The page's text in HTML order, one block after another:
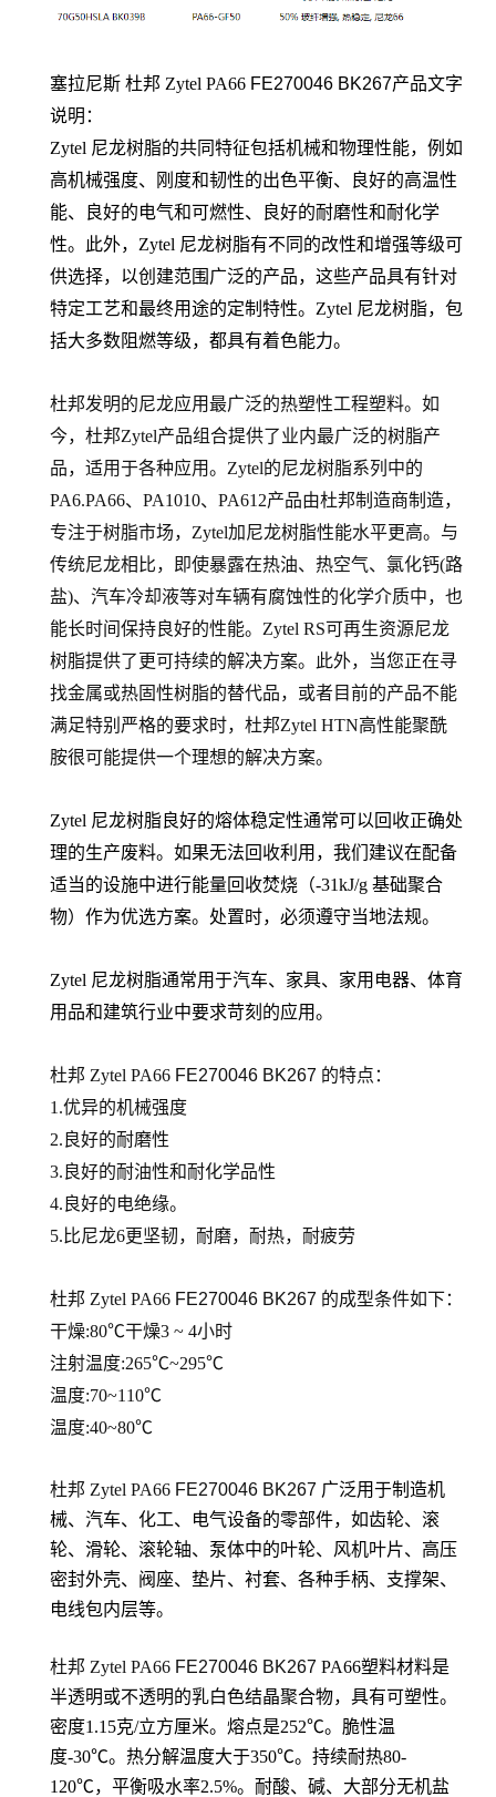
塞拉尼斯 杜邦 Zytel PA66 FE270046 BK267产品文字
说明：
Zytel 尼龙树脂的共同特征包括机械和物理性能，例如
高机械强度、刚度和韧性的出色平衡、良好的高温性
能、良好的电气和可燃性、良好的耐磨性和耐化学
性。此外，Zytel 尼龙树脂有不同的改性和增强等级可
供选择，以创建范围广泛的产品，这些产品具有针对
特定工艺和最终用途的定制特性。Zytel 尼龙树脂，包
括大多数阻燃等级，都具有着色能力。
杜邦发明的尼龙应用最广泛的热塑性工程塑料。如
今，杜邦Zytel产品组合提供了业内最广泛的树脂产
品，适用于各种应用。Zytel的尼龙树脂系列中的
PA6.PA66、PA1010、PA612产品由杜邦制造商制造，
专注于树脂市场，Zytel加尼龙树脂性能水平更高。与
传统尼龙相比，即使暴露在热油、热空气、氯化钙(路
盐)、汽车冷却液等对车辆有腐蚀性的化学介质中，也
能长时间保持良好的性能。Zytel RS可再生资源尼龙
树脂提供了更可持续的解决方案。此外，当您正在寻
找金属或热固性树脂的替代品，或者目前的产品不能
满足特别严格的要求时，杜邦Zytel HTN高性能聚酰
胺很可能提供一个理想的解决方案。
Zytel 尼龙树脂良好的熔体稳定性通常可以回收正确处
理的生产废料。如果无法回收利用，我们建议在配备
适当的设施中进行能量回收焚烧（-31kJ/g 基础聚合
物）作为优选方案。处置时，必须遵守当地法规。
Zytel 尼龙树脂通常用于汽车、家具、家用电器、体育
用品和建筑行业中要求苛刻的应用。
杜邦 Zytel PA66 FE270046 BK267 的特点：
1.优异的机械强度
2.良好的耐磨性
3.良好的耐油性和耐化学品性
4.良好的电绝缘。
5.比尼龙6更坚韧，耐磨，耐热，耐疲劳
杜邦 Zytel PA66 FE270046 BK267 的成型条件如下：
干燥:80℃干燥3 ~ 4小时
注射温度:265℃~295℃
温度:70~110℃
温度:40~80℃
杜邦 Zytel PA66 FE270046 BK267 广泛用于制造机
械、汽车、化工、电气设备的零部件，如齿轮、滚
轮、滑轮、滚轮轴、泵体中的叶轮、风机叶片、高压
密封外壳、阀座、垫片、衬套、各种手柄、支撑架、
电线包内层等。
杜邦 Zytel PA66 FE270046 BK267 PA66塑料材料是
半透明或不透明的乳白色结晶聚合物，具有可塑性。
密度1.15克/立方厘米。熔点是252℃。脆性温
度-30℃。热分解温度大于350℃。持续耐热80-
120℃，平衡吸水率2.5%。耐酸、碱、大部分无机盐